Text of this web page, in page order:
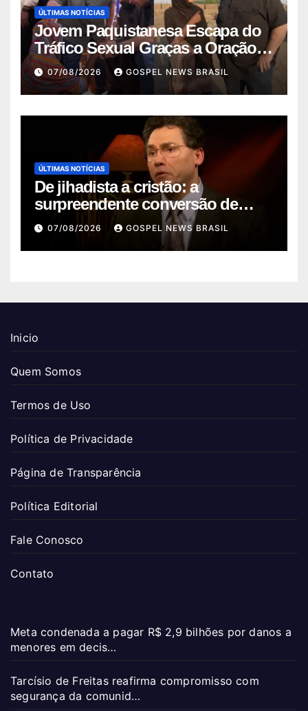
ÚLTIMAS NOTÍCIAS
Jovem Paquistanesa Escapa do
Tráfico Sexual Graças a Oração e
I…07/08/2026 GOSPEL NEWS BRASIL
ÚLTIMAS NOTÍCIAS
De jihadista a cristão: a
surpreendente conversão de
Kamal Saleem…
07/08/2026 GOSPEL NEWS BRASIL
Inicio
Quem Somos
Termos de Uso
Política de Privacidade
Página de Transparência
Política Editorial
Fale Conosco
Contato
Meta condenada a pagar R$ 2,9 bilhões por danos a
menores em decis…
Tarcísio de Freitas reafirma compromisso com
segurança da comunid…